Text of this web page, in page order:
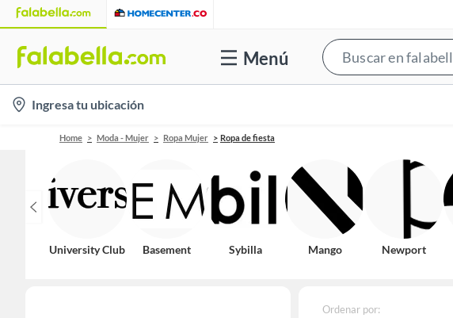
Menú
location-
icon
Ingresa tu ubicación
Home Moda - Mujer Ropa Mujer Ropa de fiesta
University Club Basement Sybilla Mango Newport
Ordenar por: